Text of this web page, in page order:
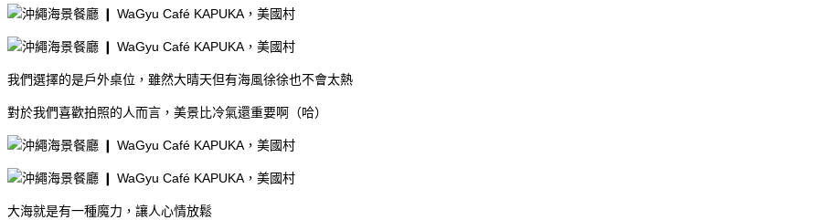
我們選擇的是戶外桌位，雖然大晴天但有海風徐徐也不會太熱
對於我們喜歡拍照的人而言，美景比冷氣還重要啊（哈）
大海就是有一種魔力，讓人心情放鬆